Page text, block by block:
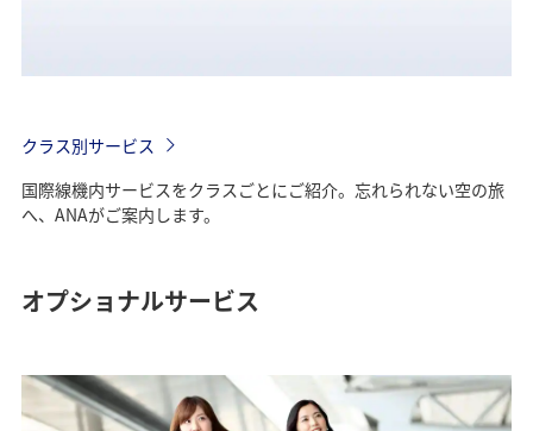
クラス別サービス
国際線機内サービスをクラスごとにご紹介。忘れられない空の旅
へ、ANAがご案内します。
オプショナルサービス